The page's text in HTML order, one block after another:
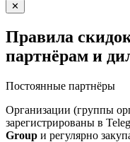
✕
Правила
партнёрам и
Постоянные партнёры
Организации (группы
зарегистрированы в
Group и регулярно